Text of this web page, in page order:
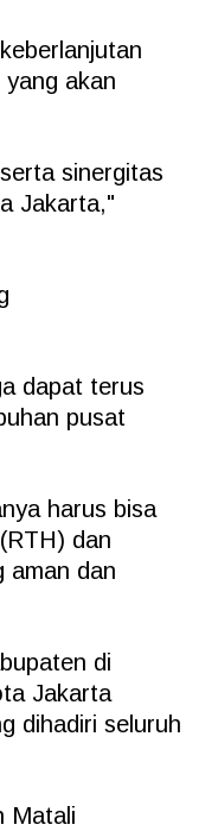
akan
sinergitas
Jakarta,"
dapat terus
pusat
harus bisa
dan
aman dan
di
Jakarta
dihadiri seluruh
Matali